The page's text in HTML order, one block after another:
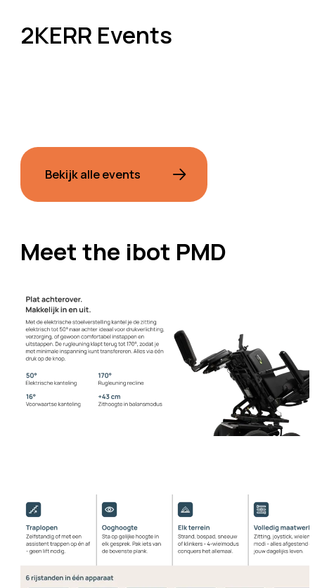
2KERR Events
Bekijk alle events
Meet the ibot PMD